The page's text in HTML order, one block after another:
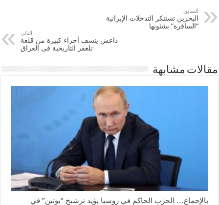
السابق
‫‏البحرين‬ تستنكر التدخلات الإيرانية
“السافرة” بشئونها
التالي
‏داعش‬ ينسف أجزاء كبيرة من قلعة
تلعفر التاريخية فى ‫‏العراق
مقالات مشابهة
بالإجماع… الحزب الحاكم في روسيا يؤيد ترشيح “بوتين” في